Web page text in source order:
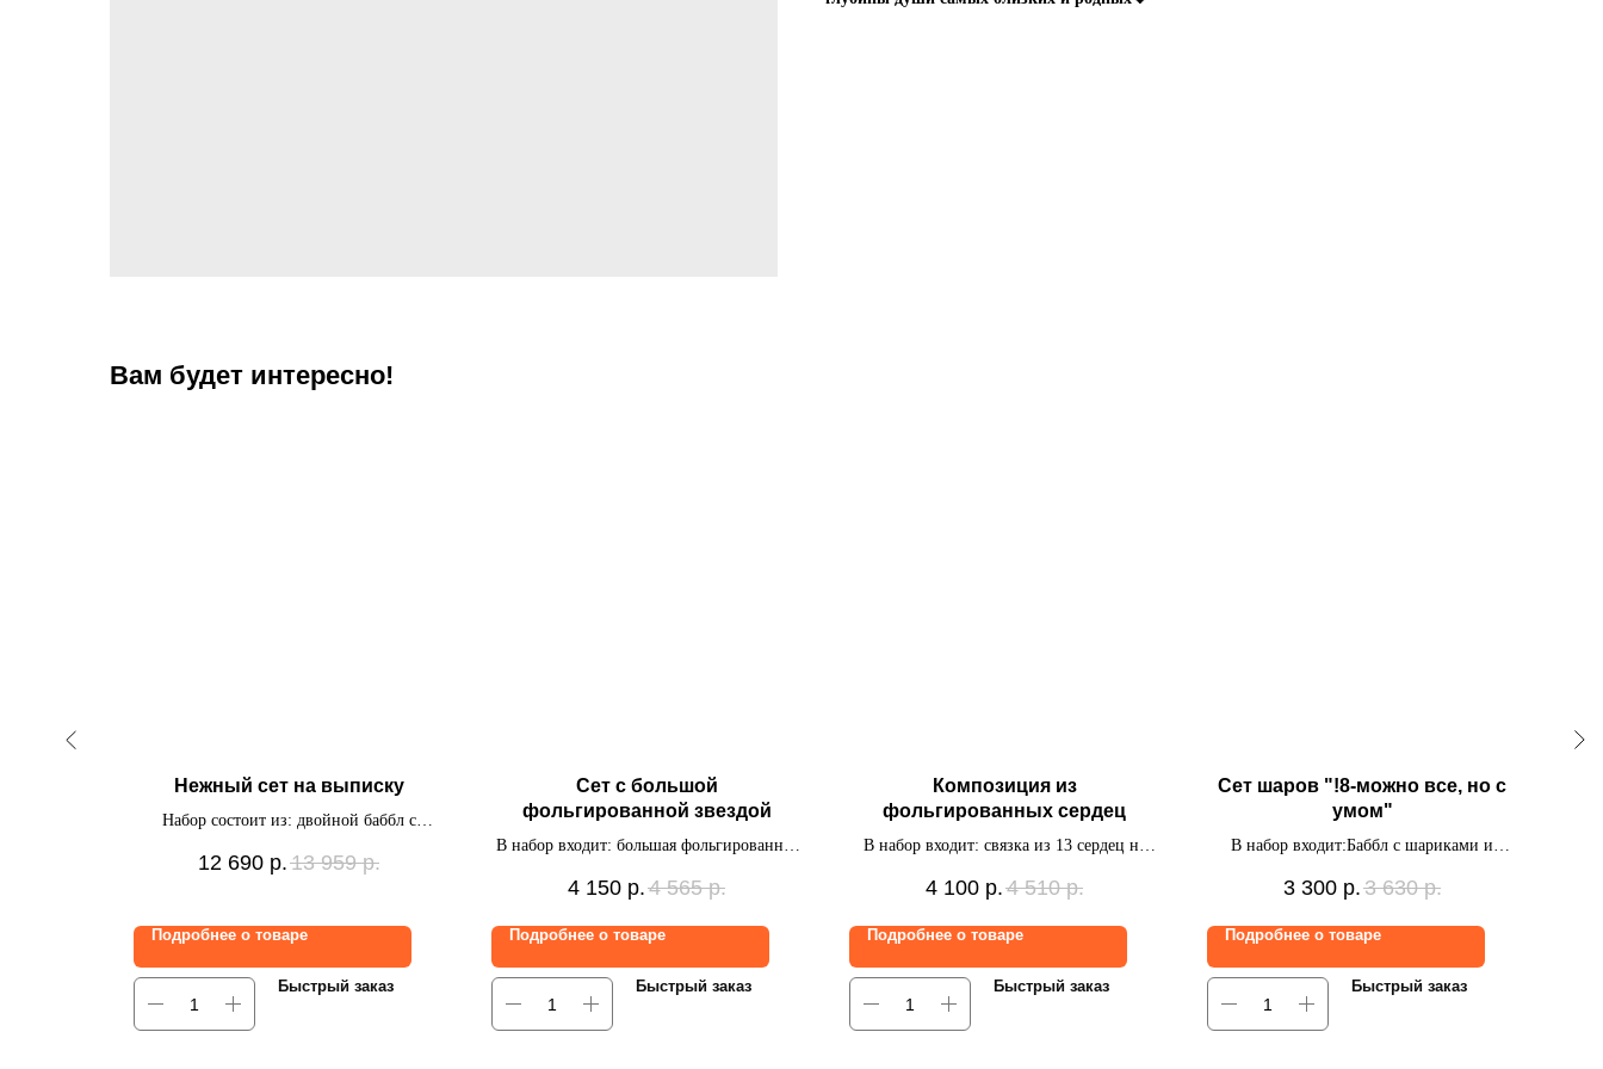
Вам будет интересно!
Нежный сет на выписку
Набор состоит из: двойной баббл с
"Облако", фольгированная фигурка
атласных лентах (3 сферы с декором, 4
фольгированных сердца), 7
фольгированных звёзд под потолок на
12 690 р.13 959 р.
Подробнее о товаре
Быстрый заказ
Сет с большой
фольгированной звездой
В набор входит: большая фольгированная
связка из 10 шаров
4 150 р.4 565 р.
Подробнее о товаре
Быстрый заказ
Композиция из
фольгированных сердец
В набор входит: связка из 13 сердец на
индивидуальной надписью на одном
4 100 р.4 510 р.
Подробнее о товаре
Быстрый заказ
Сет шаров "!8-можно все, но с
умом"
В набор входит:Баббл с шариками и
шаров с надписью на каждом шарике
3 300 р.3 630 р.
Подробнее о товаре
Быстрый заказ